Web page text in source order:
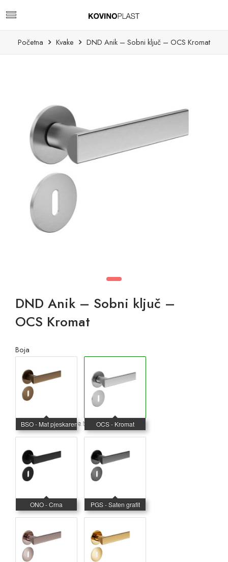
Početna Kvake DND Anik – Sobni ključ – OCS Kromat
DND Anik – Sobni ključ –
OCS Kromat
Boja